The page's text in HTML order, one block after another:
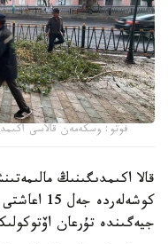
فوتو: وسكەمەن قالاسى
قالا اكىمدىگىنىڭ
جيەگىندە تۇرعان